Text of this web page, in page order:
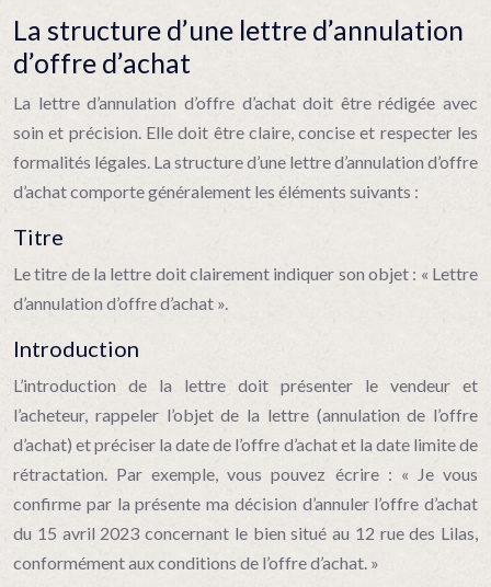
La structure d’une lettre d’annulation
d’offre d’achat
La lettre d’annulation d’offre d’achat doit être rédigée avec
soin et précision. Elle doit être claire, concise et respecter les
formalités légales. La structure d’une lettre d’annulation d’offre
d’achat comporte généralement les éléments suivants :
Titre
Le titre de la lettre doit clairement indiquer son objet : « Lettre
d’annulation d’offre d’achat ».
Introduction
L’introduction de la lettre doit présenter le vendeur et
l’acheteur, rappeler l’objet de la lettre (annulation de l’offre
d’achat) et préciser la date de l’offre d’achat et la date limite de
rétractation. Par exemple, vous pouvez écrire : « Je vous
confirme par la présente ma décision d’annuler l’offre d’achat
du 15 avril 2023 concernant le bien situé au 12 rue des Lilas,
conformément aux conditions de l’offre d’achat. »